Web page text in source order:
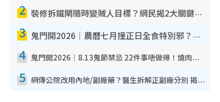
2 裝修拆鐵閘隨時變賊人目標？網民揭2大關鍵用途：裝新式等於白裝？附新舊鐵閘分別
3 鬼門開2026｜農曆七月撞正日全食特別邪？專家警告切忌做一事！揭4大禁忌+2招保平安
4 鬼門開2026｜8.13鬼節禁忌 22件事唔做得！燒肉、刺身要少食？半夜勿吹口哨/打呢個電話
5 網傳公院改用內地/副廠藥？醫生拆解正副廠分別 揭4類人換藥隨時出事